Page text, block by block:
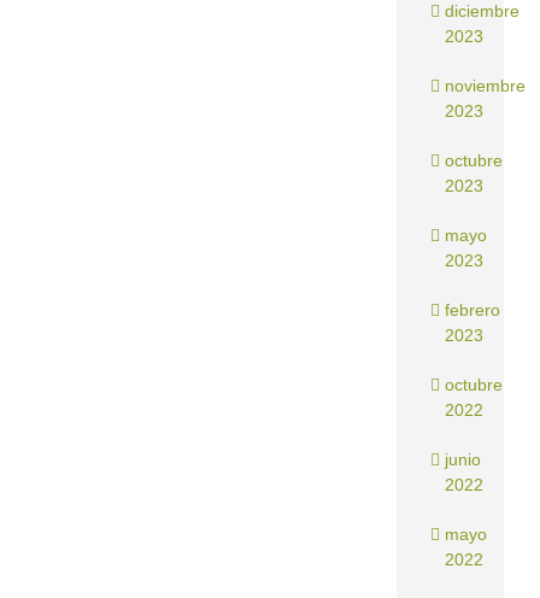
diciembre
2023
noviembre
2023
octubre
2023
mayo
2023
febrero
2023
octubre
2022
junio
2022
mayo
2022